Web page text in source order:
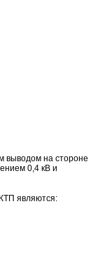
выводом на стороне
0,4 кВ и
являются: